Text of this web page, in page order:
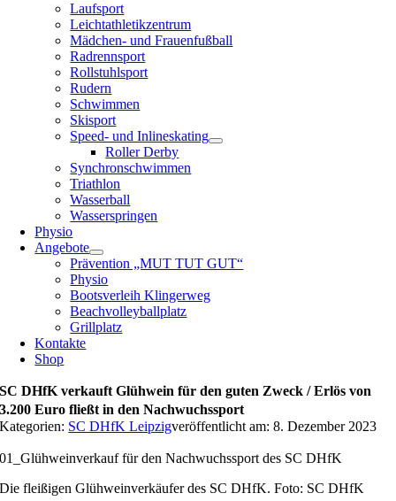
Laufsport
Leichtathletikzentrum
Mädchen- und Frauenfußball
Radrennsport
Rollstuhlsport
Rudern
Schwimmen
Skisport
Speed- und Inlineskating
Roller Derby
Synchronschwimmen
Triathlon
Wasserball
Wasserspringen
Physio
Angebote
Prävention „MUT TUT GUT“
Physio
Bootsverleih Klingerweg
Beachvolleyballplatz
Grillplatz
Kontakte
Shop
SC DHfK verkauft Glühwein für den guten Zweck / Erlös von
3.200 Euro fließt in den Nachwuchssport
Kategorien: SC DHfK Leipzigveröffentlicht am: 8. Dezember 2023
01_Glühweinverkauf für den Nachwuchssport des SC DHfK
Die fleißigen Glühweinverkäufer des SC DHfK. Foto: SC DHfK